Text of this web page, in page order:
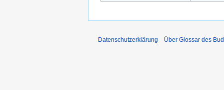
Datenschutzerklärung Über Glossar des